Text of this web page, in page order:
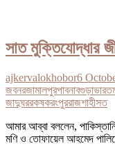
সাত মুক্তিযোদ্ধার
ajkervalokhobor6
জবনরজামালপুরপাবনাবগুড়াভারত
জাদুঘররকষকরংপুররাজশাহীসত
আমার আব্বা বললেন,
মণি ও তোফায়েল আহমেদ